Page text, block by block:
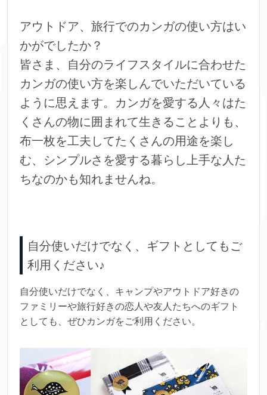
アウトドア、旅行でのカンガの使い方はい
かがでしたか？
皆さま、自分のライフスタイルに合わせた
カンガの使い方を楽しんでいただいている
ように思えます。カンガを愛する人々はた
くさんの物に囲まれて生きることよりも、
布一枚を工夫してたくさんの用途を楽し
む、シンプルさを愛する暮らし上手な人た
ちなのかも知れませんね。
自分使いだけでなく、ギフトとしてもご
利用ください♪
自分使いだけでなく、キャンプやアウトドア好きの
ファミリーや旅行好きの恋人や友人たちへのギフト
としても、ぜひカンガをご利用ください。